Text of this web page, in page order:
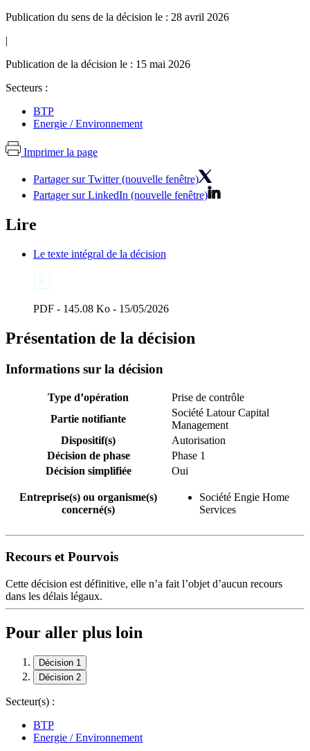
Publication du sens de la décision le : 28 avril 2026
|
Publication de la décision le : 15 mai 2026
Secteurs :
BTP
Energie / Environnement
Imprimer la page
Partager sur Twitter (nouvelle fenêtre)
Partager sur LinkedIn (nouvelle fenêtre)
Lire
Le texte intégral de la décision
PDF - 145.08 Ko - 15/05/2026
Présentation de la décision
Informations sur la décision
Type d’opération
Prise de contrôle
Partie notifiante
Société Latour Capital
Management
Dispositif(s)
Autorisation
Décision de phase
Phase 1
Décision simplifiée
Oui
Entreprise(s) ou organisme(s)
concerné(s)
Société Engie Home
Services
Recours et Pourvois
Cette décision est définitive, elle n’a fait l’objet d’aucun recours
dans les délais légaux.
Pour aller plus loin
Décision 1
Décision 2
Secteur(s) :
BTP
Energie / Environnement